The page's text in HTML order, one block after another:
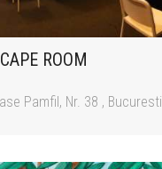
ROOM
Pamfil, Nr. 38 , Bucuresti